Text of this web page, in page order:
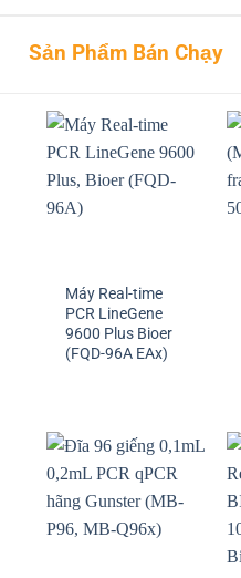
Sản Phẩm Bán Chạy
Máy Real-time
PCR LineGene
9600 Plus Bioer
(FQD-96A EAx)